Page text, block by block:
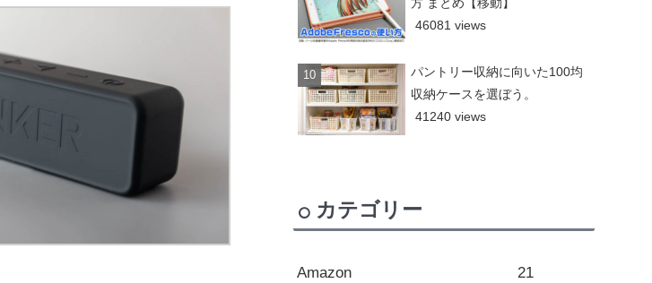
46081 views
パントリー収納に向いた100均
収納ケースを選ぼう。
41240 views
カテゴリー
Amazon 21